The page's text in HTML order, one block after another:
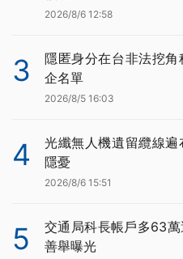
2026/8/6 12:58
3
隱匿身分在台非法挖
企名單
2026/8/5 16:03
4
光纖無人機遺留纜線
隱憂
2026/8/6 15:51
5
交通局科長帳戶多63
善舉曝光